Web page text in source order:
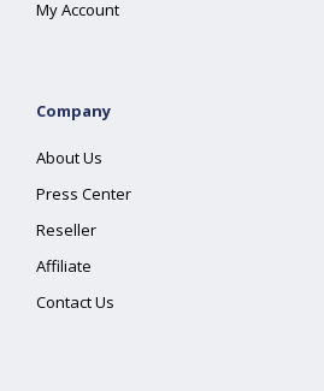
My Account
Company
About Us
Press Center
Reseller
Affiliate
Contact Us